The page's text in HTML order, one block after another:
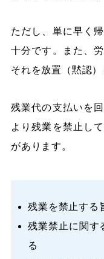
ただし、単に早く
十分です。また、
それを放置（黙認
残業代の支払いを
より残業を禁止し
があります。
残業を禁止する
残業禁止に関す
る